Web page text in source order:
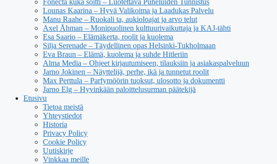
Fonecta kuka soitti – Luotettava Puheluiden Tunnistus
Lounas Kaarina – Hyvä Valikoima ja Laadukas Palvelu
Manu Raahe – Ruokali ta, aukioloajat ja arvo telut
Axel Åhman – Monipuolinen kulttuurivaikuttaja ja KAJ-tähti
Esa Saario – Elämäkerta, roolit ja kuolema
Silja Serenade – Täydellinen opas Helsinki-Tukholmaan
Eva Braun – Elämä, kuolema ja suhde Hitleriin
Alma Media – Ohjeet kirjautumiseen, tilauksiin ja asiakaspalveluun
Jarno Jokinen – Näyttelijä, perhe, ikä ja tunnetut roolit
Max Perttula – Parfymöörin tuoksut, ulosotto ja dokumentti
Jarno Elg – Hyvinkään paloittelusurman päätekijä
Etusivu
Tietoa meistä
Yhteystiedot
Historia
Privacy Policy
Cookie Policy
Uutiskirje
Vinkkaa meille